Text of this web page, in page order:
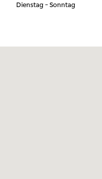
Dienstag - Sonntag